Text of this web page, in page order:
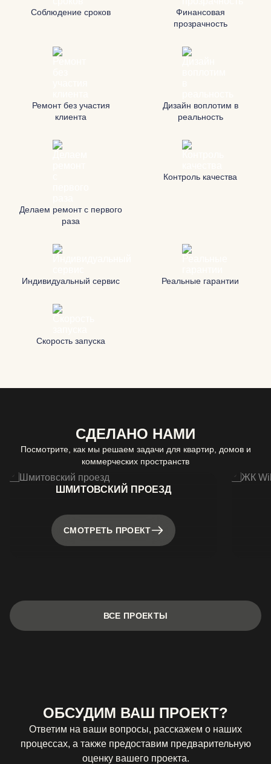
Соблюдение сроков
Финансовая
прозрачность
Ремонт без участия
клиента
Дизайн воплотим в
реальность
Делаем ремонт с первого
раза
Контроль качества
Индивидуальный сервис Реальные гарантии
Скорость запуска
СДЕЛАНО НАМИ
Посмотрите, как мы решаем задачи для квартир, домов и
коммерческих пространств
ШМИТОВСКИЙ ПРОЕЗД
СМОТРЕТЬ ПРОЕКТ
ВСЕ ПРОЕКТЫ
ОБСУДИМ ВАШ ПРОЕКТ?
Ответим на ваши вопросы, расскажем о наших
процессах, а также предоставим предварительную
оценку вашего проекта.